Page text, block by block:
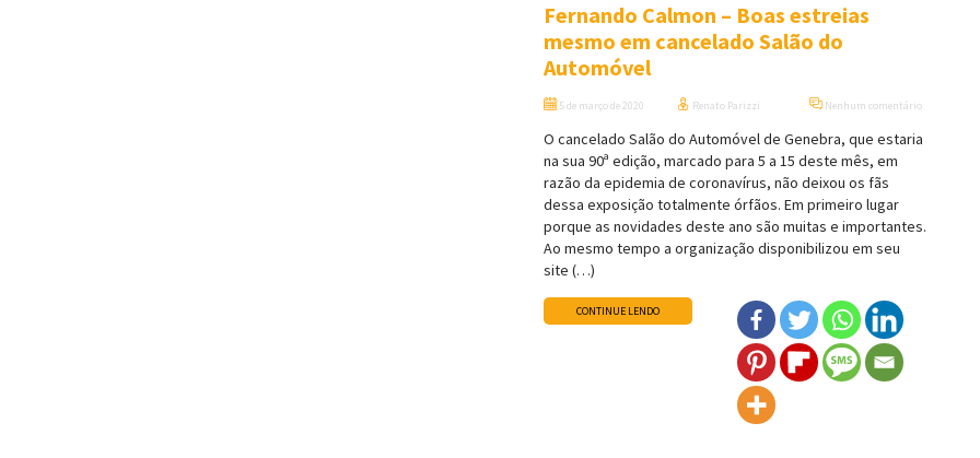
Fernando Calmon – Boas estreias
mesmo em cancelado Salão do
Automóvel
5 de março de 2020 Renato Parizzi Nenhum comentário
O cancelado Salão do Automóvel de Genebra, que estaria
na sua 90ª edição, marcado para 5 a 15 deste mês, em
razão da epidemia de coronavírus, não deixou os fãs
dessa exposição totalmente órfãos. Em primeiro lugar
porque as novidades deste ano são muitas e importantes.
Ao mesmo tempo a organização disponibilizou em seu
site (…)
CONTINUE LENDO